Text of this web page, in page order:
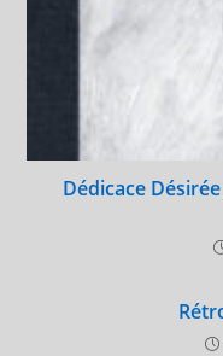
Dédicace